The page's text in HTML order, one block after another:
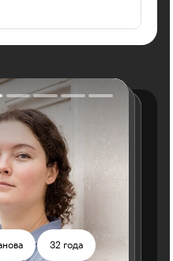
43 года
30 лет
32 года 30 лет
32 года